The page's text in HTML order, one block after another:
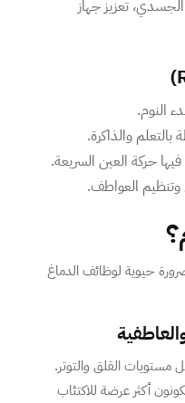
تعزيز جهاز
والذاكرة.
حركة العين السريعة.
العواطف.
حيوية لوظائف الدماغ
مستويات القلق والتوتر.
أكثر عرضة للاكتئاب